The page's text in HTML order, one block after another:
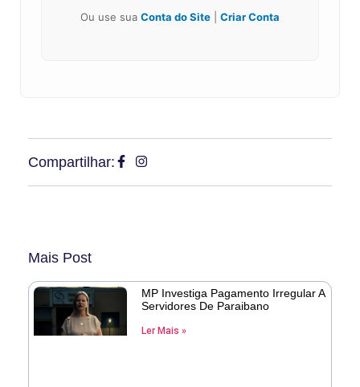
Ou use sua Conta do Site Criar Conta
Compartilhar:
Mais Post
MP Investiga Pagamento Irregular A
Servidores De Paraibano
Ler Mais »